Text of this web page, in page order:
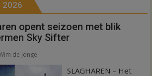
2026
opent seizoen met blik
Sky Sifter
de Jonge
SLAGHAREN – Het